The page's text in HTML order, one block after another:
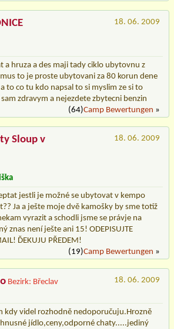
18. 06. 2009
a hruza a des maji tady ciklo ubytovnu z
to je proste ubytovani za 80 korun dene
to co tu kdo napsal to si myslim ze si to
zdravym a nejezdete zbytecni benzin
(64)Camp Bewertungen »
Sloup v
18. 06. 2009
jestli je možné se ubytovat v kempo
Ja a ješte moje dvě kamošky by sme totiž
vyrazit a schodli jsme se právje na
znas není ješte ani 15! ODEPISUJTE
ĎEKUJU PŘEDEM!
(19)Camp Bewertungen »
Bezirk: Břeclav
18. 06. 2009
kdy videl rozhodně nedoporučuju.Hrozně
jídlo,ceny,odporné chaty.....jediný